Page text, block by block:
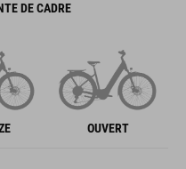
DE CADRE
OUVERT